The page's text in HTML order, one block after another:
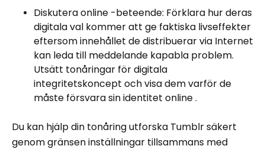
Diskutera online -beteende: Förklara hur deras
digitala val kommer att ge faktiska livseffekter
eftersom innehållet de distribuerar via Internet
kan leda till meddelande kapabla problem.
Utsätt tonåringar för digitala
integritetskoncept och visa dem varför de
måste försvara sin identitet online .
Du kan hjälp din tonåring utforska Tumblr säkert
genom gränsen inställningar tillsammans med